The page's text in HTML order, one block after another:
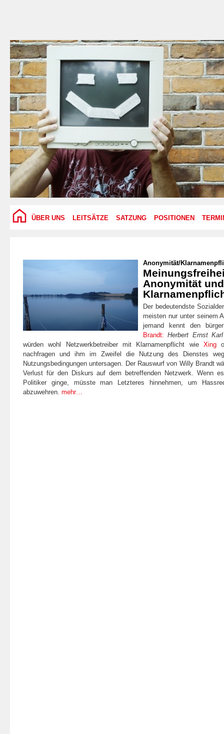
ÜBER UNS LEITSÄTZE SATZUNG POSITIONEN
Anonymität/
Anonymität
Der bedeutendste
meisten nur unter seinem
jemand kennt den
Brandt: Herbert Ernst
würden wohl Netzwerkbetreiber mit Klarnamenpflicht wie Xing
nachfragen und ihm im Zweifel die Nutzung des Dienstes
Nutzungsbedingungen untersagen. Der Rauswurf von Willy Brandt
Verlust für den Diskurs auf dem betreffenden Netzwerk. Wenn
Politiker ginge, müsste man Letzteres hinnehmen, um
abzuwehren. mehr…